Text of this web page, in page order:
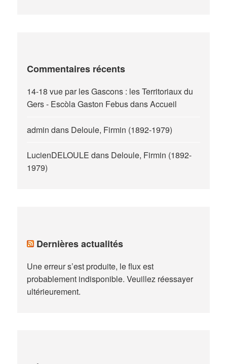
Commentaires récents
14-18 vue par les Gascons : les Territoriaux du
Gers - Escòla Gaston FebusdansAccueil
admin dans Deloule, Firmin (1892-1979)
LucienDELOULE dans Deloule, Firmin (1892-
1979)
Dernières actualités
Une erreur s’est produite, le flux est
probablement indisponible. Veuillez réessayer
ultérieurement.